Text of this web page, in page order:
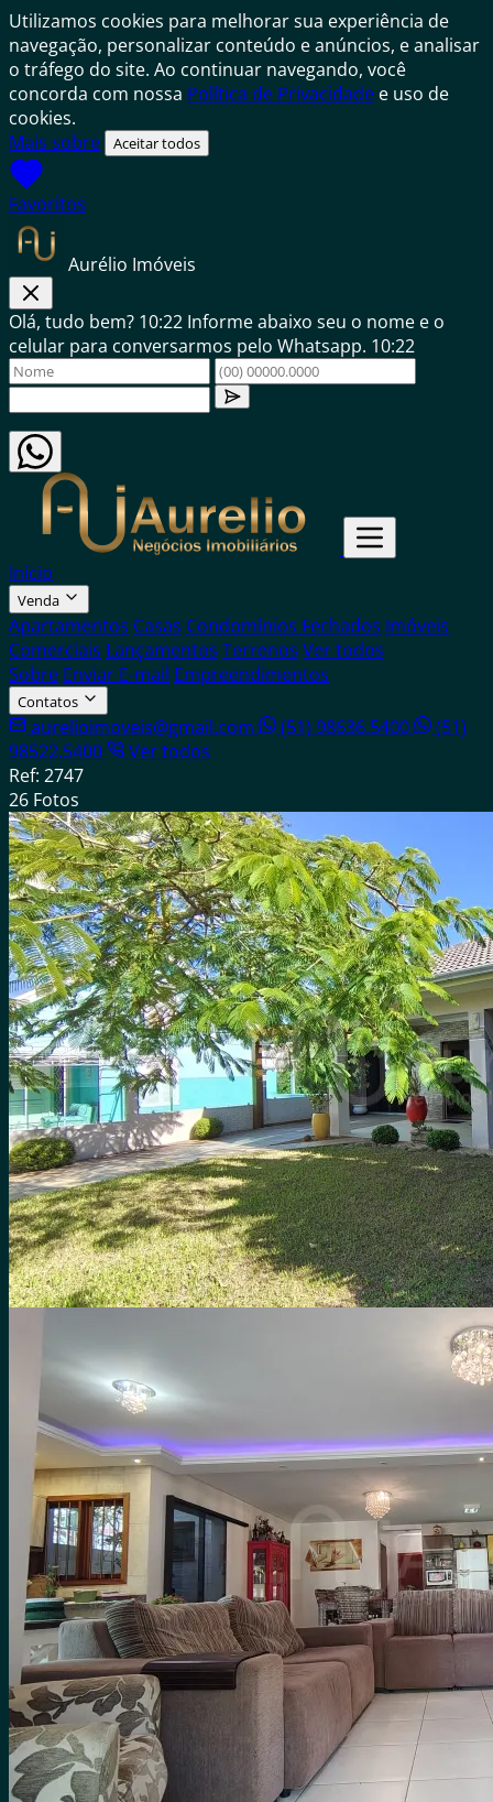
Utilizamos cookies para melhorar sua experiência de
navegação, personalizar conteúdo e anúncios, e analisar
o tráfego do site. Ao continuar navegando, você
concorda com nossa Política de Privacidade e uso de
cookies.
Mais sobre
Aceitar todos
Favoritos
Aurélio Imóveis
Olá, tudo bem? 10:22 Informe abaixo seu o nome e o
celular para conversarmos pelo Whatsapp. 10:22
Início
Venda
Apartamentos Casas Condomínios Fechados Imóveis
Comerciais Lançamentos Terrenos Ver todos
Sobre Enviar E-mail Empreendimentos
Contatos
aurelioimoveis@gmail.com (51) 98636.5400
(51)
98522.5400
Ver todos
Ref: 2747
26 Fotos